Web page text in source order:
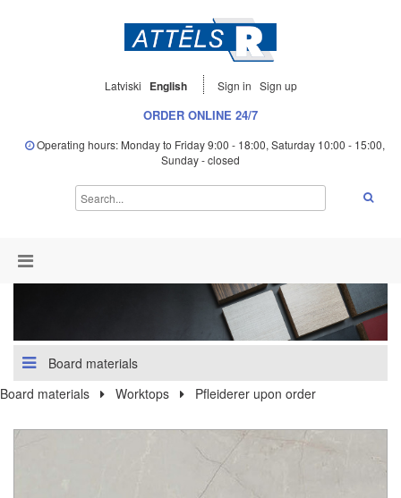
Latviski English Sign in Sign up
ORDER ONLINE 24/7
Operating hours: Monday to Friday 9:00 - 18:00, Saturday 10:00 - 15:00,
Sunday - closed
Board materials
Board materials
Worktops Pfleiderer upon order